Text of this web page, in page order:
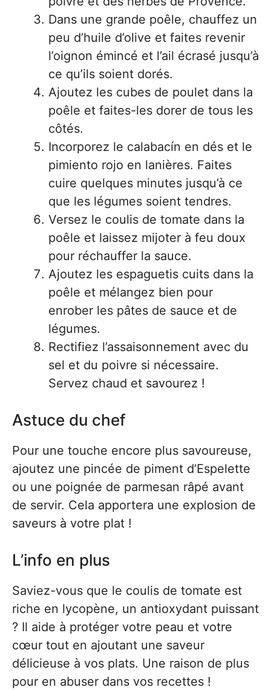
Dans une grande poêle, chauffez un
peu d’huile d’olive et faites revenir
l’oignon émincé et l’ail écrasé jusqu’à
ce qu’ils soient dorés.
Ajoutez les cubes de poulet dans la
poêle et faites-les dorer de tous les
côtés.
Incorporez le calabacín en dés et le
pimiento rojo en lanières. Faites
cuire quelques minutes jusqu’à ce
que les légumes soient tendres.
Versez le coulis de tomate dans la
poêle et laissez mijoter à feu doux
pour réchauffer la sauce.
Ajoutez les espaguetis cuits dans la
poêle et mélangez bien pour
enrober les pâtes de sauce et de
légumes.
Rectifiez l’assaisonnement avec du
sel et du poivre si nécessaire.
Servez chaud et savourez !
Astuce du chef
Pour une touche encore plus savoureuse,
ajoutez une pincée de piment d’Espelette
ou une poignée de parmesan râpé avant
de servir. Cela apportera une explosion de
saveurs à votre plat !
L’info en plus
Saviez-vous que le coulis de tomate est
riche en lycopène, un antioxydant puissant
? Il aide à protéger votre peau et votre
cœur tout en ajoutant une saveur
délicieuse à vos plats. Une raison de plus
pour en abuser dans vos recettes !